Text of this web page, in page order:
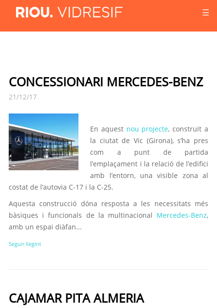
☰
CONCESSIONARI MERCEDES-BENZ
21/12/17
En aquest nou projecte, construït a
la ciutat de Vic (Girona), s’ha pres
com a punt de partida
l’emplaçament i la relació de l’edifici
amb l’entorn, una visible zona al
costat de l’autovia C-17 i la C-25.
Aquesta construcció dóna resposta a les necessitats més
bàsiques i funcionals de la multinacional Mercedes-Benz,
amb un espai diàfan...
Seguir llegint
CAJAMAR PITA ALMERIA